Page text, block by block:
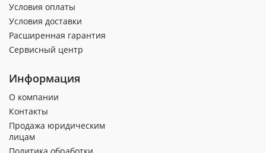
Условия оплаты
Условия доставки
Расширенная гарантия
Сервисный центр
Информация
О компании
Контакты
Продажа юридическим
лицам